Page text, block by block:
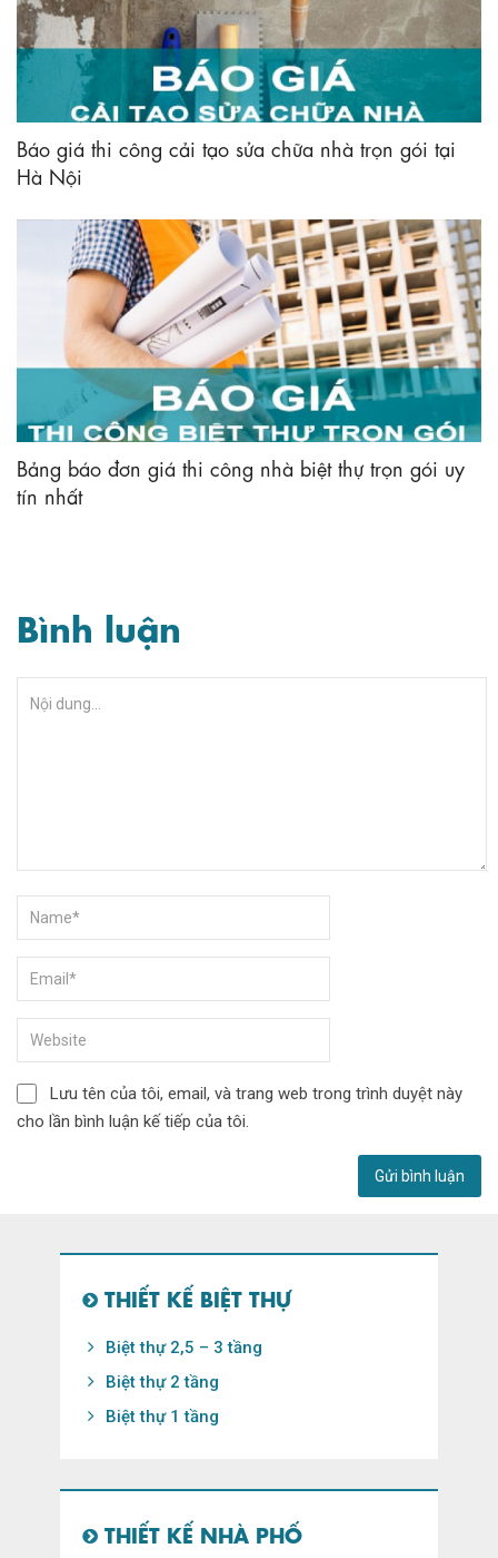
Báo giá thi công cải tạo sửa chữa nhà trọn gói tại
Hà Nội
Bảng báo đơn giá thi công nhà biệt thự trọn gói uy
tín nhất
Bình luận
Lưu tên của tôi, email, và trang web trong trình duyệt này
cho lần bình luận kế tiếp của tôi.
THIẾT KẾ BIỆT THỰ
Biệt thự 2,5 – 3 tầng
Biệt thự 2 tầng
Biệt thự 1 tầng
THIẾT KẾ NHÀ PHỐ